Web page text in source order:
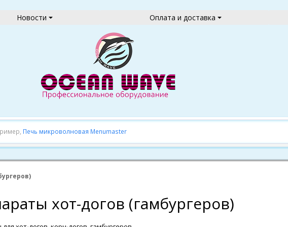
Новости Оплата и доставка
Печь микроволновая Menumaster
хот-догов (гамбургеров)